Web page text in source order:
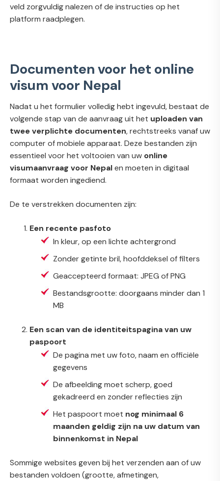
veld zorgvuldig nalezen of de instructies op het
platform raadplegen.
Documenten voor het online
visum voor Nepal
Nadat u het formulier volledig hebt ingevuld, bestaat de
volgende stap van de aanvraag uit het uploaden van
twee verplichte documenten, rechtstreeks vanaf uw
computer of mobiele apparaat. Deze bestanden zijn
essentieel voor het voltooien van uw online
visumaanvraag voor Nepalen moeten in digitaal
formaat worden ingediend.
De te verstrekken documenten zijn:
Een recente pasfoto
In kleur, op een lichte achtergrond
Zonder getinte bril, hoofddeksel of filters
Geaccepteerd formaat: JPEG of PNG
Bestandsgrootte: doorgaans minder dan 1
MB
Een scan van de identiteitspagina van uw
paspoort
De pagina met uw foto, naam en officiële
gegevens
De afbeelding moet scherp, goed
gekadreerd en zonder reflecties zijn
Het paspoort moet nog minimaal 6
maanden geldig zijn na uw datum van
binnenkomst in Nepal
Sommige websites geven bij het verzenden aan of uw
bestanden voldoen (grootte, afmetingen,